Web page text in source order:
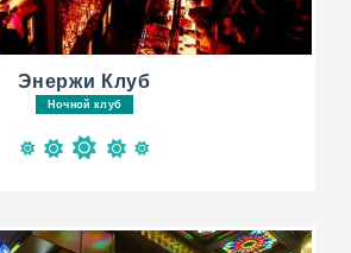
Энержи Клуб
Ночной клуб